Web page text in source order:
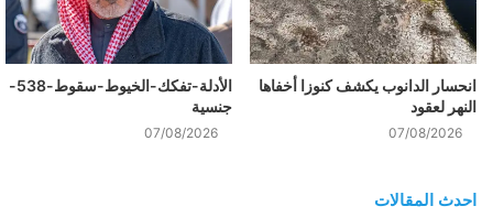
انحسار الدانوب يكشف كنوزا أخفاها
النهر لعقود
07/08/2026
الأدلة-تفكك-الخيوط-سقوط-538-
جنسية
07/08/2026
احدث المقالات